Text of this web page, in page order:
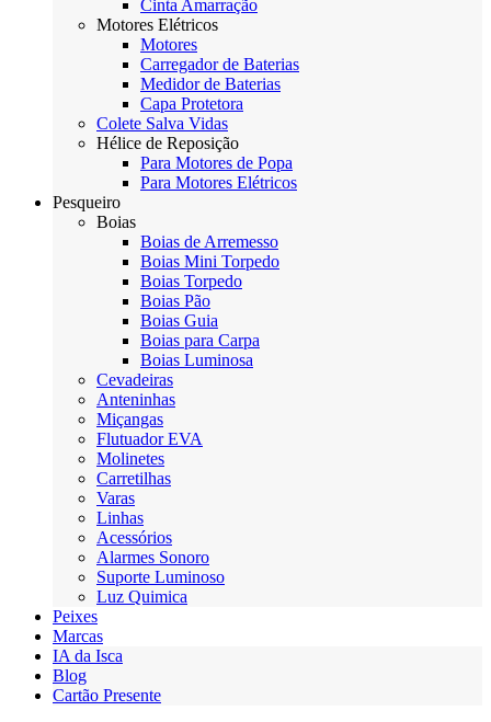
Cinta Amarração
Motores Elétricos
Motores
Carregador de Baterias
Medidor de Baterias
Capa Protetora
Colete Salva Vidas
Hélice de Reposição
Para Motores de Popa
Para Motores Elétricos
Pesqueiro
Boias
Boias de Arremesso
Boias Mini Torpedo
Boias Torpedo
Boias Pão
Boias Guia
Boias para Carpa
Boias Luminosa
Cevadeiras
Anteninhas
Miçangas
Flutuador EVA
Molinetes
Carretilhas
Varas
Linhas
Acessórios
Alarmes Sonoro
Suporte Luminoso
Luz Quimica
Peixes
Marcas
IA da Isca
Blog
Cartão Presente